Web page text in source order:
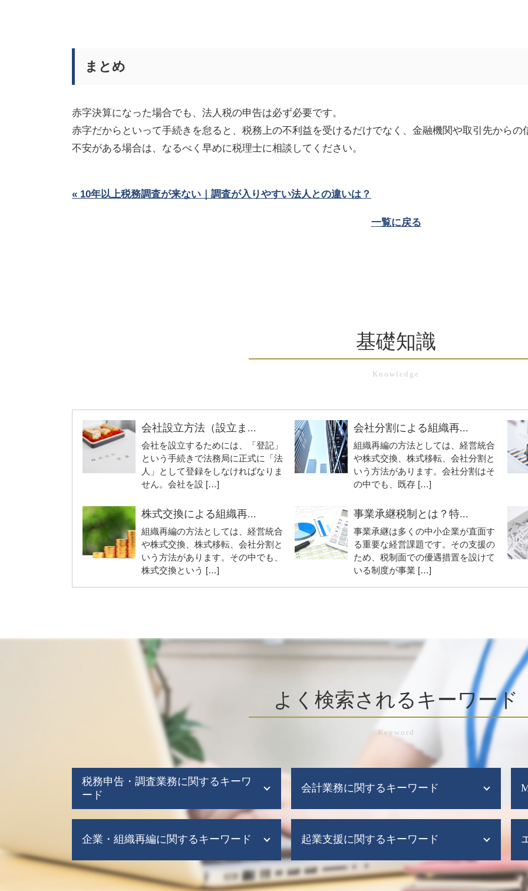
まとめ
赤字決算になった場合でも、法人税の申告は必ず必要です。
赤字だからといって手続きを怠ると、税務上の不利益を受けるだけでなく、金融機関や取引先からの
不安がある場合は、なるべく早めに税理士に相談してください。
« 10年以上税務調査が来ない｜調査が入りやすい法人との違いは？
一覧に戻る
基礎知識
会社設立方法（設立ま...
会社を設立するためには、「登記」
という手続きで法務局に正式に「法
人」として登録をしなければなりま
せん。会社を設 […]
会社分割による組織再...
組織再編の方法としては、経営統合
や株式交換、株式移転、会社分割と
いう方法があります。会社分割はそ
の中でも、既存 […]
株式交換による組織再...
組織再編の方法としては、経営統合
や株式交換、株式移転、会社分割と
いう方法があります。その中でも、
株式交換という […]
事業承継税制とは？特...
事業承継は多くの中小企業が直面す
る重要な経営課題です。その支援の
ため、税制面での優遇措置を設けて
いる制度が事業 […]
よく検索されるキーワード
税務申告・調査業務に関するキーワ
ード
税務調査 修正申告
法人 税務申告とは
税務調査 依頼
会計業務に関するキーワード
給与計算ソフト
監査法人 税務顧問
会計ソフト 無料
企業・組織再編に関するキーワード
組織再編 税理士
起業支援に関するキーワード
会社設立 流れ